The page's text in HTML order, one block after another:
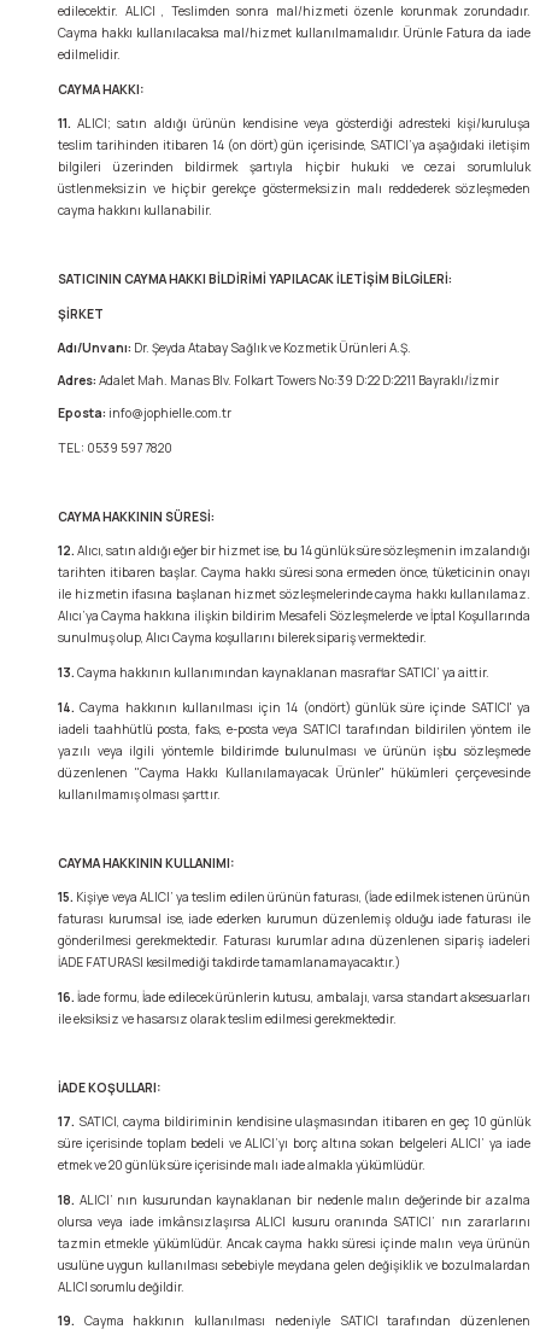
edilecektir. ALICI , Teslimden sonra mal/hizmeti özenle korunmak zorundadır.
Cayma hakkı kullanılacaksa mal/hizmet kullanılmamalıdır. Ürünle Fatura da iade
edilmelidir.
CAYMA HAKKI:
11. ALICI; satın aldığı ürünün kendisine veya gösterdiği adresteki kişi/kuruluşa
teslim tarihinden itibaren 14 (on dört) gün içerisinde, SATICI’ya aşağıdaki iletişim
bilgileri üzerinden bildirmek şartıyla hiçbir hukuki ve cezai sorumluluk
üstlenmeksizin ve hiçbir gerekçe göstermeksizin malı reddederek sözleşmeden
cayma hakkını kullanabilir.
SATICININ CAYMA HAKKI BİLDİRİMİ YAPILACAK İLETİŞİM BİLGİLERİ:
ŞİRKET
Adı/Unvanı: Dr. Şeyda Atabay Sağlık ve Kozmetik Ürünleri A.Ş.
Adres: Adalet Mah. Manas Blv. Folkart Towers No:39 D:22 D:2211 Bayraklı/İzmir
Eposta: info@jophielle.com.tr
TEL: 0539 597 7820
CAYMA HAKKININ SÜRESİ:
12. Alıcı, satın aldığı eğer bir hizmet ise, bu 14 günlük süre sözleşmenin imzalandığı
tarihten itibaren başlar. Cayma hakkı süresi sona ermeden önce, tüketicinin onayı
ile hizmetin ifasına başlanan hizmet sözleşmelerinde cayma hakkı kullanılamaz.
Alıcı’ya Cayma hakkına ilişkin bildirim Mesafeli Sözleşmelerde ve İptal Koşullarında
sunulmuş olup, Alıcı Cayma koşullarını bilerek sipariş vermektedir.
13. Cayma hakkının kullanımından kaynaklanan masraflar SATICI’ ya aittir.
14. Cayma hakkının kullanılması için 14 (ondört) günlük süre içinde SATICI' ya
iadeli taahhütlü posta, faks, e-posta veya SATICI tarafından bildirilen yöntem ile
yazılı veya ilgili yöntemle bildirimde bulunulması ve ürünün işbu sözleşmede
düzenlenen "Cayma Hakkı Kullanılamayacak Ürünler" hükümleri çerçevesinde
kullanılmamış olması şarttır.
CAYMA HAKKININ KULLANIMI:
15. Kişiye veya ALICI’ ya teslim edilen ürünün faturası, (İade edilmek istenen ürünün
faturası kurumsal ise, iade ederken kurumun düzenlemiş olduğu iade faturası ile
gönderilmesi gerekmektedir. Faturası kurumlar adına düzenlenen sipariş iadeleri
İADE FATURASI kesilmediği takdirde tamamlanamayacaktır.)
16. İade formu, İade edilecek ürünlerin kutusu, ambalajı, varsa standart aksesuarları
ile eksiksiz ve hasarsız olarak teslim edilmesi gerekmektedir.
İADE KOŞULLARI:
17. SATICI, cayma bildiriminin kendisine ulaşmasından itibaren en geç 10 günlük
süre içerisinde toplam bedeli ve ALICI’yı borç altına sokan belgeleri ALICI’ ya iade
etmek ve 20 günlük süre içerisinde malı iade almakla yükümlüdür.
18. ALICI’ nın kusurundan kaynaklanan bir nedenle malın değerinde bir azalma
olursa veya iade imkânsızlaşırsa ALICI kusuru oranında SATICI’ nın zararlarını
tazmin etmekle yükümlüdür. Ancak cayma hakkı süresi içinde malın veya ürünün
usulüne uygun kullanılması sebebiyle meydana gelen değişiklik ve bozulmalardan
ALICI sorumlu değildir.
19. Cayma hakkının kullanılması nedeniyle SATICI tarafından düzenlenen